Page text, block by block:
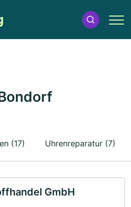
(17) Uhrenreparatur (7)
GmbH